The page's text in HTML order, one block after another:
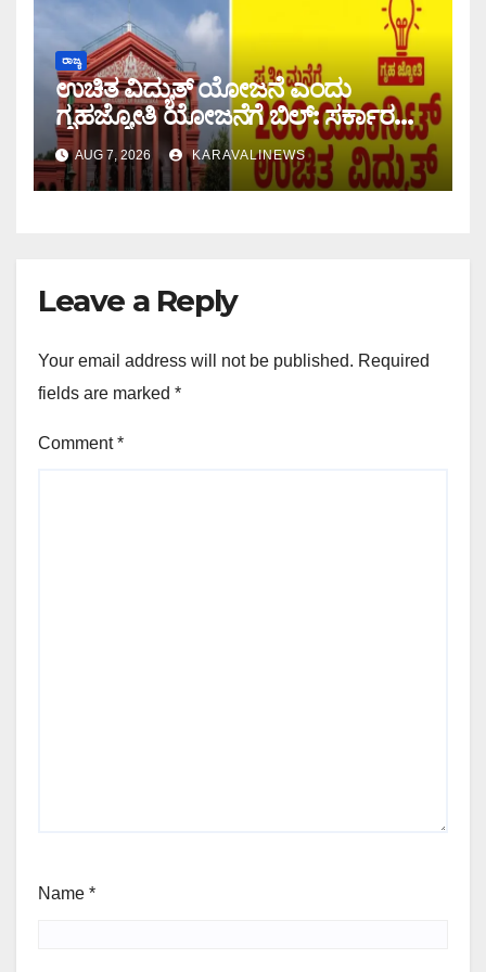
ರಾಜ್ಯ
ಉಚಿತ ವಿದ್ಯುತ್ ಯೋಜನೆ ಎಂದು
ಗೃಹಜ್ಯೋತಿ ಯೋಜನೆಗೆ ಬಿಲ್: ಸರ್ಕಾರದ
ವಿರುದ್ಧ ಹೈಕೋರ್ಟ್`ಗೆ ಸಾರ್ವಜನಿಕ
ಹಿತಾಸಕ್ತಿ ಅರ್ಜಿ ಸಲ್ಲಿಕೆ
AUG 7, 2026 KARAVALINEWS
Leave a Reply
Your email address will not be published. Required
fields are marked *
Comment*
Name *